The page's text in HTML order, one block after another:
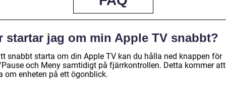
startar jag om min Apple TV snabbt?
snabbt starta om din Apple TV kan du hålla ned knappen för
och Meny samtidigt på fjärrkontrollen. Detta kommer att
om enheten på ett ögonblick.